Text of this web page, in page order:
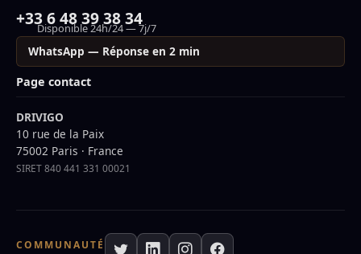
+33 6 48 39 38 34
Disponible 24h/24 — 7j/7
WhatsApp — Réponse en 2 min
Page contact
DRIVIGO
10 rue de la Paix
75002 Paris · France
SIRET 840 441 331 00021
COMMUNAUTÉ